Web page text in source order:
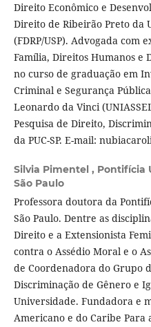
Direito Econômico e
Direito de Ribeirão Preto da
(FDRP/USP). Advogada com
Família, Direitos Humanos e
no curso de graduação em
Criminal e Segurança
Leonardo da Vinci
Pesquisa de Direito,
da PUC-SP. E-mail:
Silvia Pimentel , Pontifícia
São Paulo
Professora doutora da
São Paulo. Dentre as
Direito e a Extensionista
contra o Assédio Moral e o
de Coordenadora do Grupo
Discriminação de Gênero e
Universidade. Fundadora e
Americano e do Caribe Para